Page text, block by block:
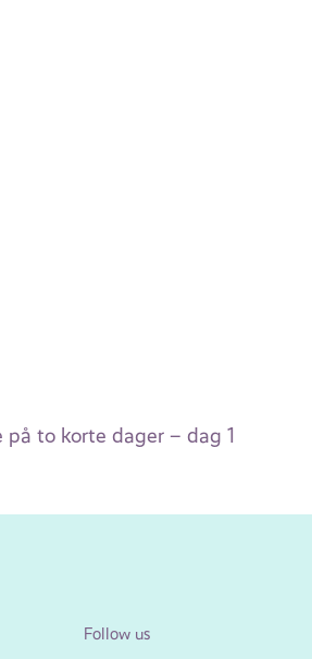
på to korte dager – dag 1
Follow us